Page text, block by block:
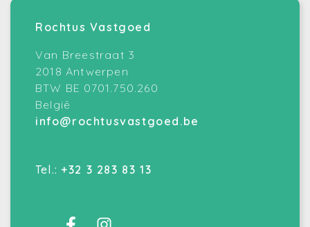
Rochtus Vastgoed
Van Breestraat 3
2018 Antwerpen
BTW BE 0701.750.260
België
info@rochtusvastgoed.be
Tel.: +32 3 283 83 13